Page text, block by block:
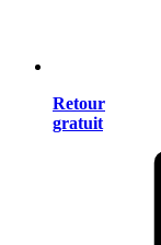
Retour
gratuit